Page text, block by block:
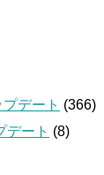
デート (366)
デート (8)